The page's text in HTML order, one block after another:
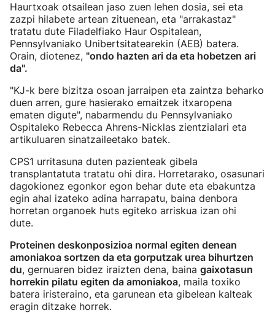
Haurtxoak otsailean jaso zuen lehen dosia, sei eta
zazpi hilabete artean zituenean, eta "arrakastaz"
tratatu dute Filadelfiako Haur Ospitalean,
Pennsylvaniako Unibertsitatearekin (AEB) batera.
Orain, diotenez, "ondo hazten ari da eta hobetzen ari
da".
"KJ-k bere bizitza osoan jarraipen eta zaintza beharko
duen arren, gure hasierako emaitzek itxaropena
ematen digute", nabarmendu du Pennsylvaniako
Ospitaleko Rebecca Ahrens-Nicklas zientzialari eta
artikuluaren sinatzaileetako batek.
CPS1 urritasuna duten pazienteak gibela
transplantatuta tratatu ohi dira. Horretarako, osasunari
dagokionez egonkor egon behar dute eta ebakuntza
egin ahal izateko adina harrapatu, baina denbora
horretan organoek huts egiteko arriskua izan ohi
dute.
Proteinen deskonposizioa normal egiten denean
amoniakoa sortzen da eta gorputzak urea bihurtzen
du, gernuaren bidez iraizten dena, baina gaixotasun
horrekin pilatu egiten da amoniakoa, maila toxiko
batera iristeraino, eta garunean eta gibelean kalteak
eragin ditzake horrek.